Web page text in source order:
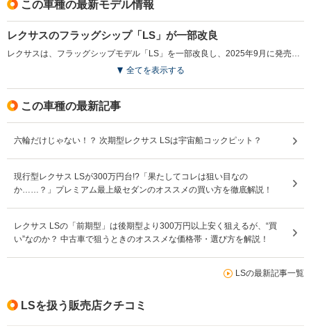
この車種の最新モデル情報
レクサスのフラッグシップ「LS」が一部改良
レクサスは、フラッグシップモデル「LS」を一部改良し、2025年9月に発売した。LSは1989年のブランド創設以来、レクサスの基盤を支えるモデルであり、常にイノベーションを追求する姿勢で静粛性や乗り心地を磨き続けている。今回の改良では、エクステリアカラーのホワイトノーヴァガラスフレークとディープブルーマイカを全グレードで選択可能とし、顧客の選択肢を広げている。また、全車にフロントおよびリアシートヒーターを標準装備し、F SPORTのブレーキキャリパーも意匠変更され、スポーティなレッド塗装と上品なシルバーのロゴが採用された。（2025.9）
全てを表示する
この車種の最新記事
六輪だけじゃない！？ 次期型レクサス LSは宇宙船コックピット？
現行型レクサス LSが300万円台!?「果たしてコレは狙い目なの
か……？」プレミアム最上級セダンのオススメの買い方を徹底解説！
レクサス LSの「前期型」は後期型より300万円以上安く狙えるが、“買
い”なのか？ 中古車で狙うときのオススメな価格帯・選び方を解説！
LSの最新記事一覧
LSを扱う販売店クチコミ